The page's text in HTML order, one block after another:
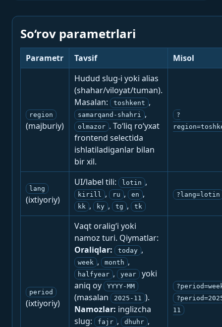
So‘rov parametrlari
Parametr Tavsif Misol
region
(majburiy)
Hudud slug-i yoki alias
(shahar/viloyat/tuman).
Masalan:
toshkent ,
samarqand-shahri ,
olmazor . To‘liq ro‘yxat
frontend selectida
ishlatiladiganlar bilan
bir xil.
?
lang
(ixtiyoriy)
UI/label tili: lotin ,
kirill , ru , en ,
kk , ky , tg , tk
?lang=lotin
period
(ixtiyoriy)
Vaqt oralig‘i yoki
namoz turi. Qiymatlar:
Oraliqlar:
today ,
week , month ,
halfyear , year
yoki
aniq oy
YYYY-MM
(masalan 2025-11 ).
Namozlar: inglizcha
slug:
fajr , dhuhr ,
11